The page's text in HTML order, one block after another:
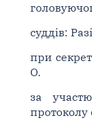
суддів:
при
О.
за
протоколу